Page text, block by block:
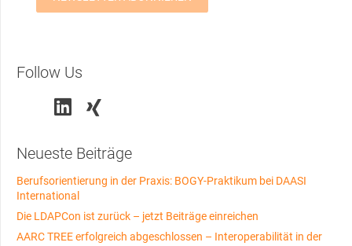
Follow Us
Neueste Beiträge
Berufsorientierung in der Praxis: BOGY-Praktikum bei DAASI
International
Die LDAPCon ist zurück – jetzt Beiträge einreichen
AARC TREE erfolgreich abgeschlossen – Interoperabilität in der